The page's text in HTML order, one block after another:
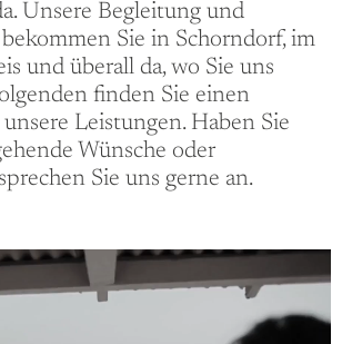
Unsere Begleitung und
Sie in Schorndorf, im
und überall da, wo Sie uns
finden Sie einen
Leistungen. Haben Sie
Wünsche oder
Sie uns gerne an.